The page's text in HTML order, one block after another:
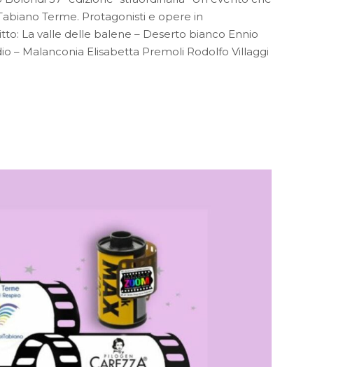
Terme. Protagonisti e opere in
La valle delle balene – Deserto bianco Ennio
– Malanconia Elisabetta Premoli Rodolfo Villaggi